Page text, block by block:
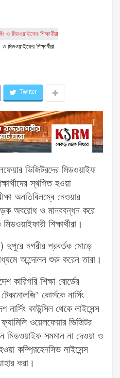
মিডওয়াইফের শিক্ষার্থীরা
Twitter
ভিজিটরদের মিডওয়াইফ
স্থগিত হওয়া
অনতিবিলম্বে নেওয়ার
অবরোধ ও মানববন্ধন করে
শিক্ষার্থীরা।
দুপুরে নগরীর প্রবর্তক মোড়ে
আন্দোলন শুরু করেন তারা।
কারিগরি শিক্ষা বোর্ডের
কোর্সকে নার্সিং
নার্সিং কাউন্সিল থেকে লাইসেন্স
ওয়েলফেয়ার ভিজিটর
সমমান না দেওয়া ও
হওয়া কম্প্রিহেনসিভ লাইসেন্স
করা।